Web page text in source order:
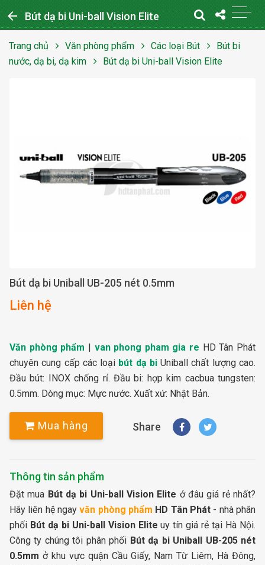
arrow_back Bút dạ bi Uni-ball Vision Elite
Trang chủ Văn phòng phẩm Các loại Bút
Bút bi
nước, dạ bi, dạ kim
Bút dạ bi Uni-ball Vision Elite
Bút dạ bi Uniball UB-205 nét 0.5mm
Liên hệ
Văn phòng phẩm van phong pham gia re HD Tân Phát
chuyên cung cấp các loại bút dạ biUniball chất lượng cao.
Đầu bút: INOX chống rỉ. Đầu bi: hợp kim cacbua tungsten:
0.5mm. Dòng mục: Mực nước. Xuất xứ: Nhật Bản.
Mua hàng Share
Thông tin sản phẩm
Đặt mua Bút dạ bi Uni-ball Vision Elite ở đâu giá rẻ nhất?
Hãy liên hệ ngayvăn phòng phẩm HD Tân Phát - nhà phân
phối Bút dạ bi Uni-ball Vision Elite uy tín giá rẻ tại Hà Nội.
Công ty chúng tôi phân phối Bút dạ bi Uniball UB-205 nét
0.5mm ở khu vực quận Cầu Giấy, Nam Từ Liêm, Hà Đông,